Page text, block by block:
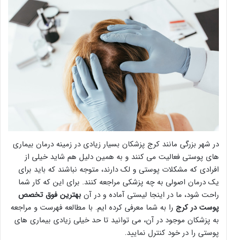
در شهر بزرگی مانند کرج پزشکان بسیار زیادی در زمینه درمان بیماری
های پوستی فعالیت می کنند و به همین دلیل هم شاید خیلی از
افرادی که مشکلات پوستی و لک دارند، متوجه نباشند که باید برای
یک درمان اصولی به چه پزشکی مراجعه کنند. برای این که کار شما
راحت شود، ما در اینجا لیستی آماده و در آن بهترین فوق تخصص
پوست در کرج را به شما معرفی کرده ایم. با مطالعه فهرست و مراجعه
به پزشکان موجود در آن، می توانید تا حد خیلی زیادی بیماری های
پوستی را در خود کنترل نمایید.